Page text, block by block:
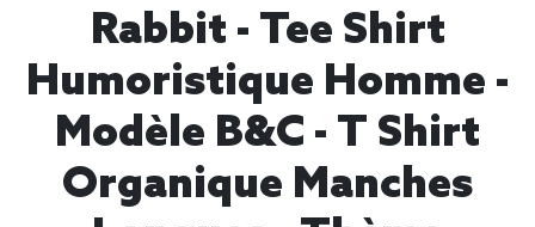
Rabbit - Tee Shirt
Humoristique Homme -
Modèle B&C - T Shirt
Organique Manches